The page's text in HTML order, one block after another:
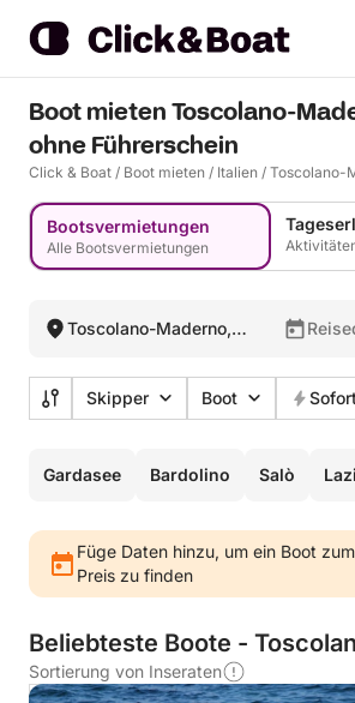
Boot mieten Toscolano-
ohne Führerschein
Click & Boat / Boot mieten / Italien / Toscolano-
Bootsvermietungen
Alle Bootsvermietungen
Toscolano-Maderno,
Skipper Boot
Gardasee Bardolino Salò
Füge Daten hinzu, um ein Boot
Preis zu finden
Beliebteste Boote -
Sortierung von Inseraten